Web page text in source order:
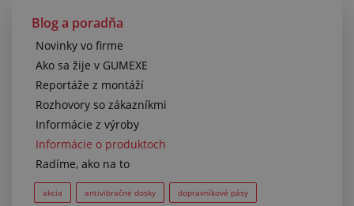
Technické plasty
Dopravníkové pásy a montáž
Lepšie pracovné prostredie
Blog a poradňa
Novinky vo firme
Ako sa žije v GUMEXE
Reportáže z montáží
Rozhovory so zákazníkmi
Informácie z výroby
Informácie o produktoch
Radíme, ako na to
akcia antivibračné dosky dopravníkové pásy